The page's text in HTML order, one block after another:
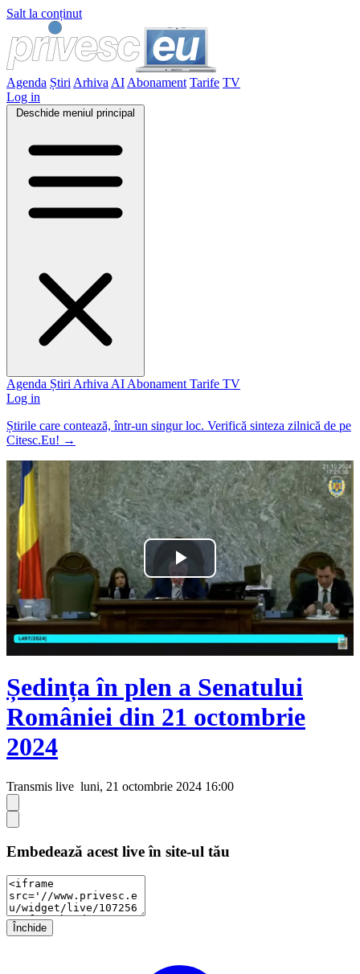
Salt la conținut
Agenda Știri Arhiva AI Abonament Tarife TV
Log in
Deschide meniul principal
Agenda Știri Arhiva AI Abonament Tarife TV
Log in
Știrile care contează, într-un singur loc. Verifică sinteza zilnică de pe
Citesc.Eu! →
Play
Video
Ședința în plen a Senatului
României din 21 octombrie
2024
Transmis live luni, 21 octombrie 2024 16:00
Embedează acest live în site-ul tău
Închide